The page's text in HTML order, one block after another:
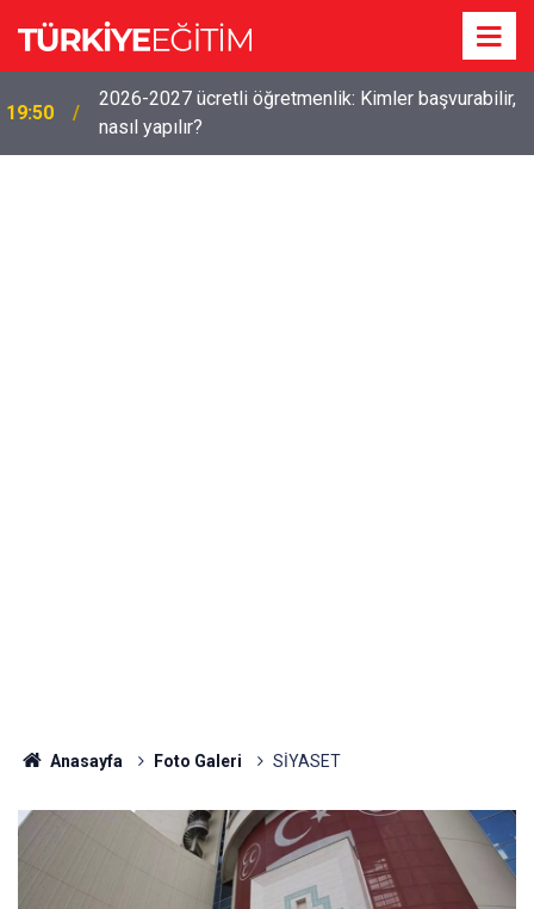
19:50
2026-2027 ücretli öğretmenlik: Kimler başvurabilir,
nasıl yapılır?
Anasayfa Foto Galeri SİYASET